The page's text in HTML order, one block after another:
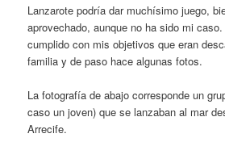
Lanzarote podría dar muchísimo juego,
aprovechado, aunque no ha sido mi
cumplido con mis objetivos que eran
familia y de paso hace algunas fotos.
La fotografía de abajo corresponde un
caso un joven) que se lanzaban al mar
Arrecife.